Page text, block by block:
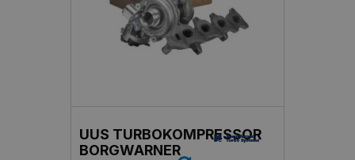
UUS TURBOKOMPRESSOR
BORGWARNER